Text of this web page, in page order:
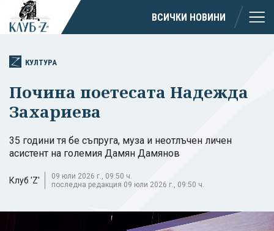
ВСИЧКИ НОВИНИ
КУЛТУРА
Почина поетесата Надежда
Захариева
35 години тя бе съпруга, муза и неотлъчен личен
асистент на големия Дамян Дамянов
Клуб 'Z'
09 юли 2026 г., 09:50 ч.
последна редакция 09 юли 2026 г., 09:50 ч.